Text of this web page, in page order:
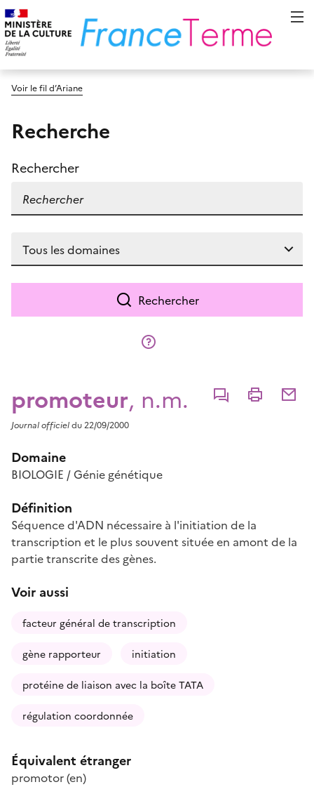
Voir le fil d’Ariane
Recherche
Rechercher
Rechercher
promoteur, n.m. CommenterImprimer
Journal officieldu 22/09/2000
Domaine
BIOLOGIE / Génie génétique
Définition
Séquence d'ADN nécessaire à l'initiation de la
transcription et le plus souvent située en amont de la
partie transcrite des gènes.
Voir aussi
facteur général de transcription
gène rapporteur initiation
protéine de liaison avec la boîte TATA
régulation coordonnée
Équivalent étranger
promotor(en)